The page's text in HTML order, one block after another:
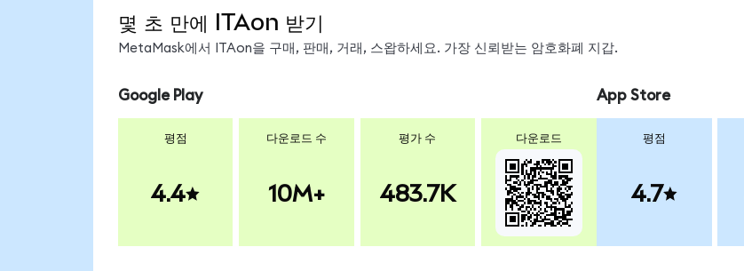
몇 초 만에 ITAon 받기
MetaMask에서 ITAon을 구매, 판매, 거래, 스왑하세요. 가장 신뢰받는 암호화폐 지갑.
Google Play
평점
4.4
다운로드 수
10M+
평가 수
483.7K
다운로드
App Store
평점
4.7